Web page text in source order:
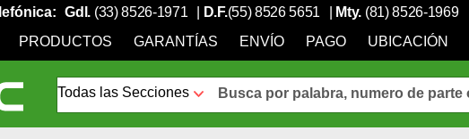
Gdl. (33) 8526-1971 D.F.(55) 8526 5651 Mty. (81) 8526-1969
PRODUCTOS
GARANTÍAS ENVÍO PAGO UBICACIÓN